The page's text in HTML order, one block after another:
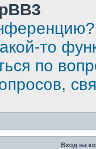
то
по
Вход на